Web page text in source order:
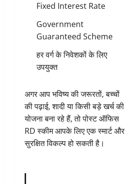
Fixed Interest Rate
Government
Guaranteed Scheme
हर वर्ग के निवेशकों के लिए
उपयुक्त
अगर आप भविष्य की जरूरतों, बच्चों
की पढ़ाई, शादी या किसी बड़े खर्च की
योजना बना रहे हैं, तो पोस्ट ऑफिस
RD स्कीम आपके लिए एक स्मार्ट और
सुरक्षित विकल्प हो सकती है।